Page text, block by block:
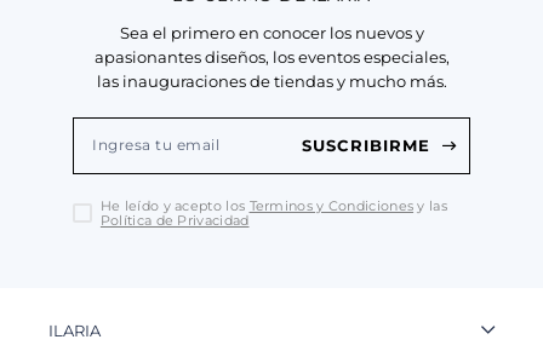
Sea el primero en conocer los nuevos y
apasionantes diseños, los eventos especiales,
las inauguraciones de tiendas y mucho más.
SUSCRIBIRME
He leído y acepto los Terminos y Condiciones y las
Política de Privacidad
ILARIA